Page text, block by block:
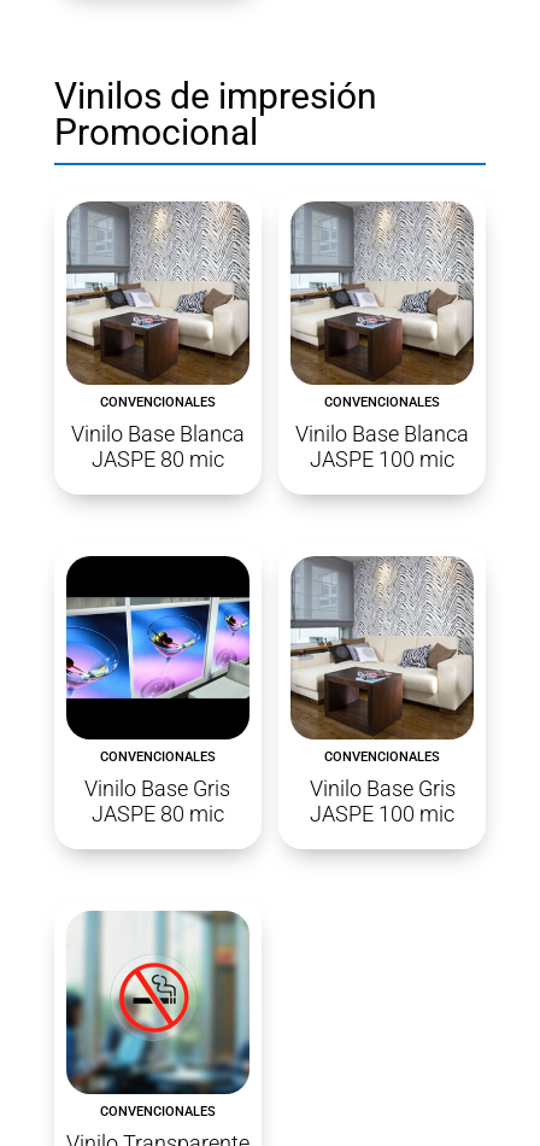
Vinilos de impresión
Promocional
CONVENCIONALES
Vinilo Base Blanca
JASPE 80 mic
CONVENCIONALES
Vinilo Base Blanca
JASPE 100 mic
CONVENCIONALES
Vinilo Base Gris
JASPE 80 mic
CONVENCIONALES
Vinilo Base Gris
JASPE 100 mic
CONVENCIONALES